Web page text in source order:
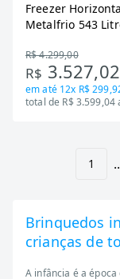
Freezer
Metalfrio 543
Tecnologia
Bivolt
R$ 4.299,00
R$
em até 12x R$
total de R$ 3.599,04
1
Brinquedos
crianças de
A infância é a